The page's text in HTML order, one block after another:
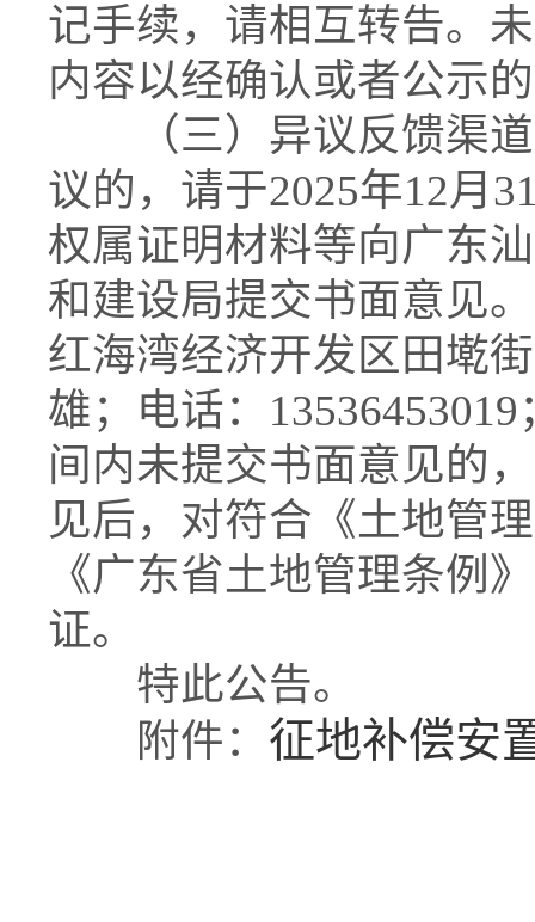
记手续，请相互转告。
内容以经确认或者公示
（三）异议反馈渠道
议的，请于2025年12月
权属证明材料等向广东
和建设局提交书面意见
红海湾经济开发区田墘
雄；电话：
间内未提交书面意见的
见后，对符合《土地管
《广东省土地管理条例
证。
特此公告。
附件： 征地补偿安